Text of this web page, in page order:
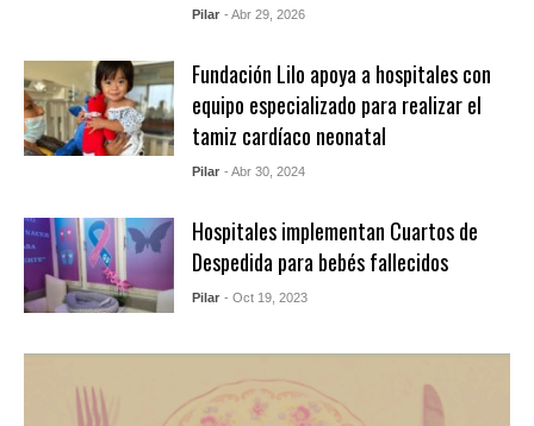
Pilar - Abr 29, 2026
Fundación Lilo apoya a hospitales con
equipo especializado para realizar el
tamiz cardíaco neonatal
Pilar - Abr 30, 2024
Hospitales implementan Cuartos de
Despedida para bebés fallecidos
Pilar - Oct 19, 2023